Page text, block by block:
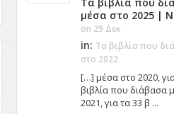
μέσα στο 2025 |
on 29 Δεκ
in: Τα βιβλία που
στο 2022
[…] μέσα στο 2020,
βιβλία που διάβασα
2021, για τα 33 β ...